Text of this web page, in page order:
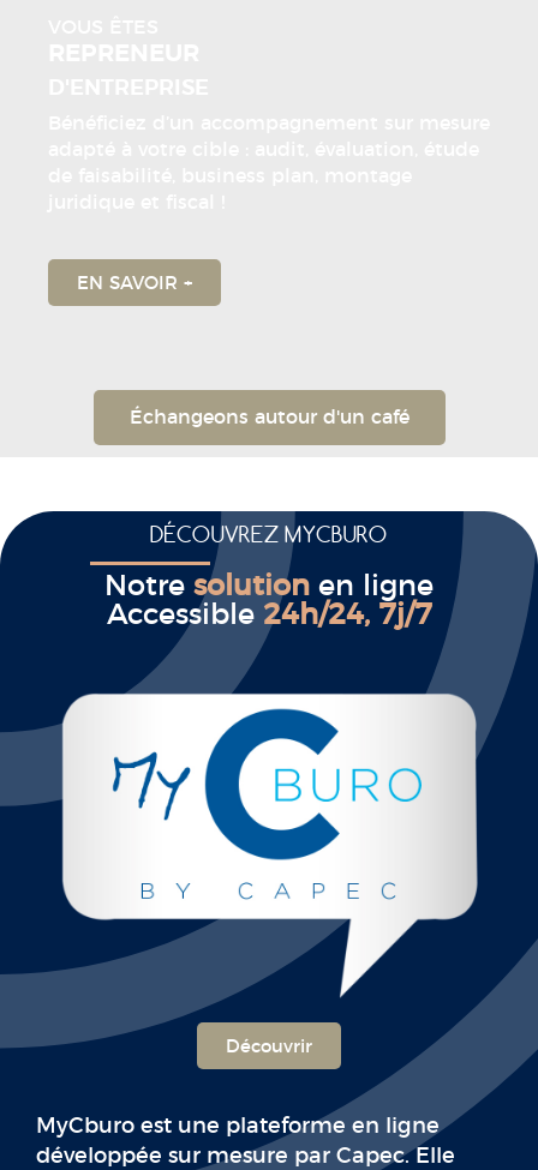
EN SAVOIR +
Échangeons autour d'un café
DÉCOUVREZ MYCBURO​
Notre solution en ligne
Accessible 24h/24, 7j/7
Découvrir
MyCburo est une plateforme en ligne
développée sur mesure par Capec. Elle